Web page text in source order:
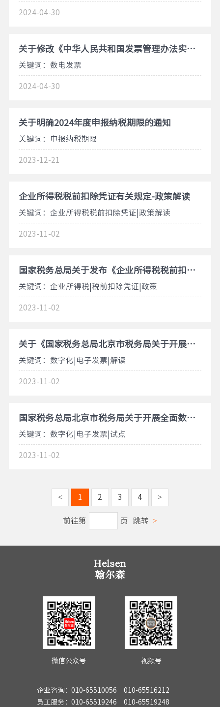
2024-04-30
关于修改《中华人民共和国发票管理办法实施细则》的决定
关键词：数电发票
2024-04-30
关于明确2024年度申报纳税期限的通知
关键词：申报纳税期限
2023-12-21
企业所得税税前扣除凭证有关规定-政策解读
关键词：企业所得税税前扣除凭证|政策解读
2023-11-02
国家税务总局关于发布《企业所得税税前扣除凭证管理办法》的公告国家税务总局公告2018年第28号
关键词：企业所得税|税前扣除凭证|政策
2023-11-02
关于《国家税务总局北京市税务局关于开展全面数字化的电子发票试点工作的公告》的解读
关键词：数字化|电子发票|解读
2023-11-02
国家税务总局北京市税务局关于开展全面数字化的电子发票试点工作的公告-国家税务总局北京市税务局公告2023年第3号
关键词：数字化|电子发票|试点
2023-11-02
< 1 2 3 4 >
前往第 页 跳转 >
微信公众号 视频号
企业咨询：010-65510056 010-65516212
员工服务：010-65519246 010-65519248